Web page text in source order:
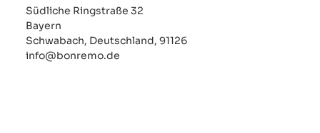
Südliche Ringstraße 32
Bayern
Schwabach, Deutschland, 91126
info@bonremo.de